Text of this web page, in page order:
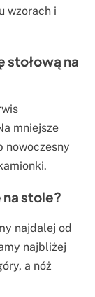
wzorach i
stołową na
mniejsze
nowoczesny
stole?
najdalej od
najbliżej
a nóż